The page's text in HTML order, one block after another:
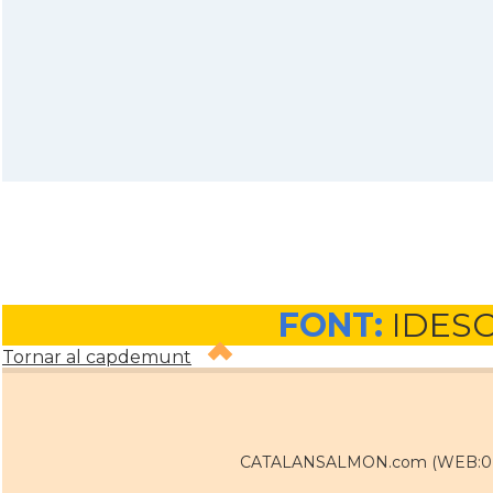
FONT:
Tornar al capdemunt
CATALANSALMON.com